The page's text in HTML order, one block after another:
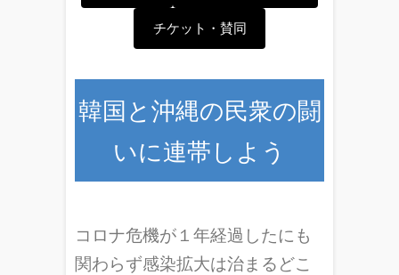
チケット・賛同
韓国と沖縄の民衆の闘
いに連帯しよう
コロナ危機が１年経過したにも
関わらず感染拡大は治まるどこ